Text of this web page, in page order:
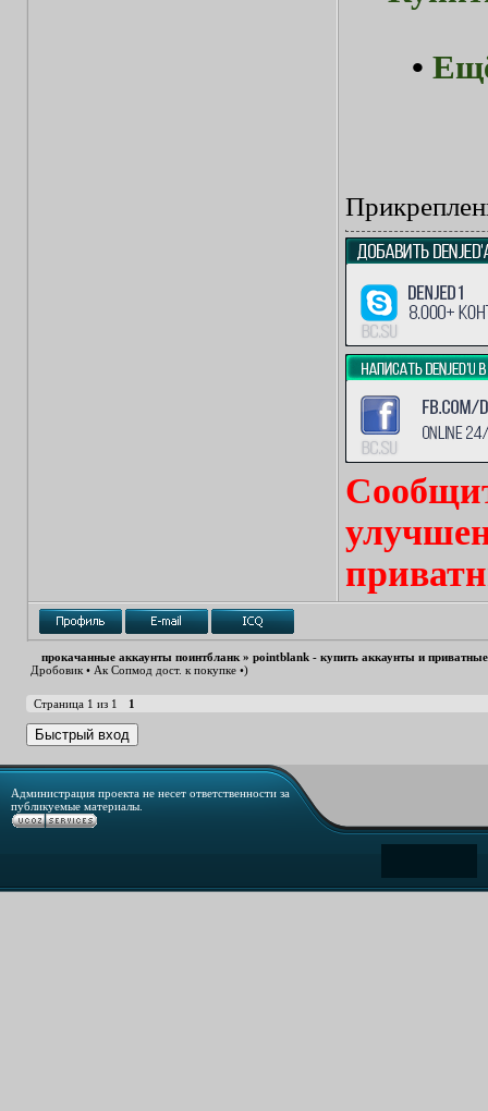
•
прокачанные аккаунты поинтбланк » pointblank - купить аккаунты и
Дробовик • Ак Сопмод дост. к покупке •)
Страница 1 из 1 1
Администрация проекта не несет ответственности за
публикуемые материалы.